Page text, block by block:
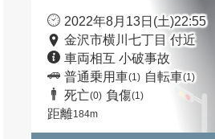
2022年8月13日(土)22:55
金沢市横川七丁目 付近
車両相互 小破事故
普通乗用車(1) 自転車(1)
死亡(0) 負傷(1)
距離184m